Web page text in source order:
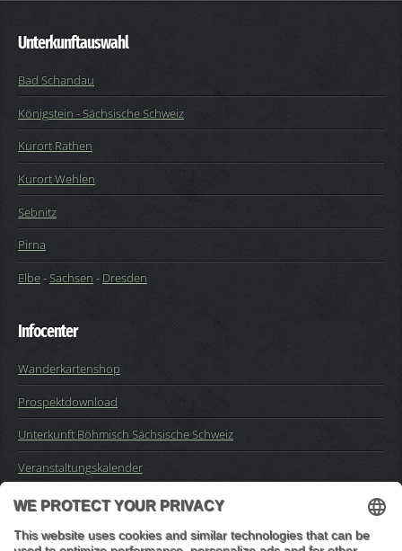
Unterkunftauswahl
Bad Schandau
Königstein - Sächsische Schweiz
Kurort Rathen
Kurort Wehlen
Sebnitz
Pirna
Elbe-Sachsen - Dresden
Infocenter
Wanderkartenshop
Prospektdownload
Unterkunft Böhmisch Sächsische Schweiz
Veranstaltungskalender